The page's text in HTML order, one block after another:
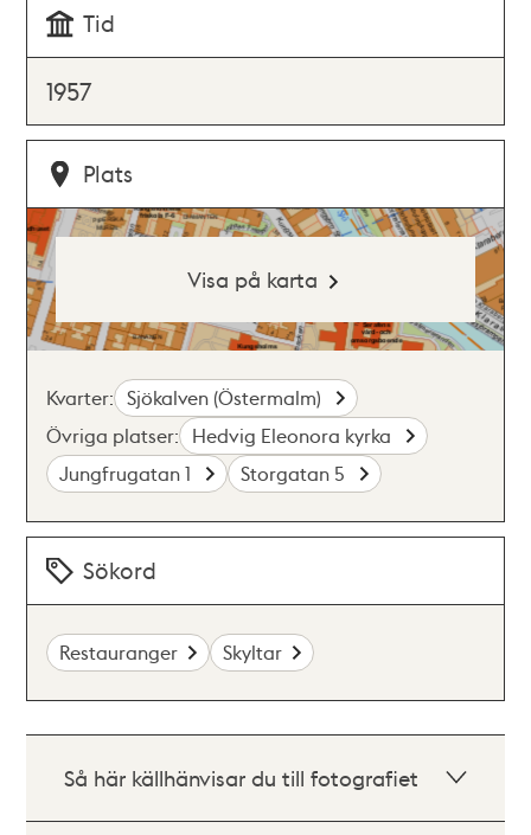
Tid
1957
Plats
Visa på karta
Kvarter: Sjökalven (Östermalm)
Övriga platser: Hedvig Eleonora kyrka
Jungfrugatan 1
Storgatan 5
Sökord
Restauranger Skyltar
Så här källhänvisar du till fotografiet